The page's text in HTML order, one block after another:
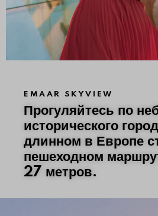
EMAAR SKYVIEW
Прогуляйтесь по
исторического
длинном в Европе
пешеходном
27 метров.